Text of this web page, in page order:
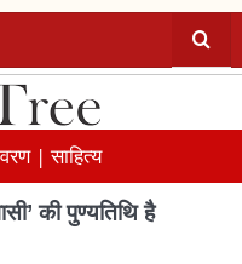
|साहित्य
की पुण्यतिथि है